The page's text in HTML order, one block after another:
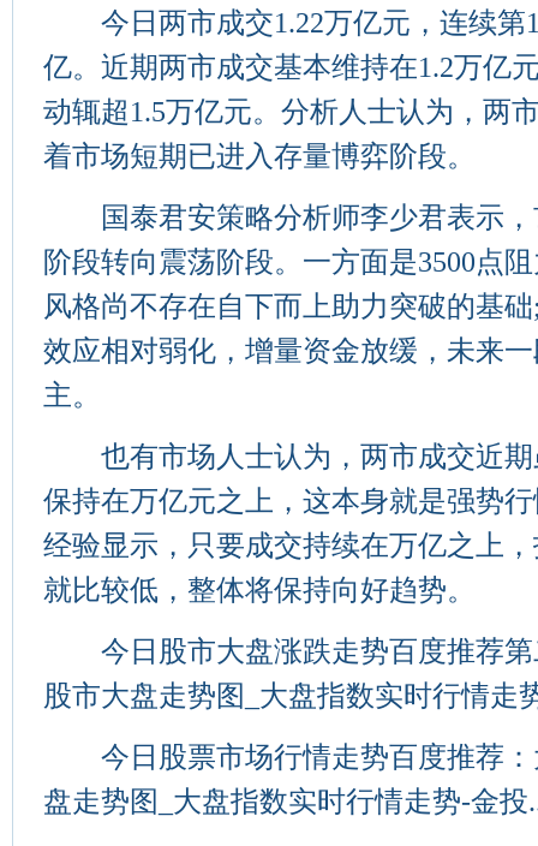
今日两市成交1.22万亿元，连续第
亿。近期两市成交基本维持在1.2万亿
动辄超1.5万亿元。分析人士认为，两
着市场短期已进入存量博弈阶段。
国泰君安策略分析师李少君表示，
阶段转向震荡阶段。一方面是3500点
风格尚不存在自下而上助力突破的基
效应相对弱化，增量资金放缓，未来
主。
也有市场人士认为，两市成交近期
保持在万亿元之上，这本身就是强势
经验显示，只要成交持续在万亿之上
就比较低，整体将保持向好趋势。
今日股市大盘涨跌走势百度推荐第
股市大盘走势图_大盘指数实时行情走
今日股票市场行情走势百度推荐：
盘走势图_大盘指数实时行情走势-金投